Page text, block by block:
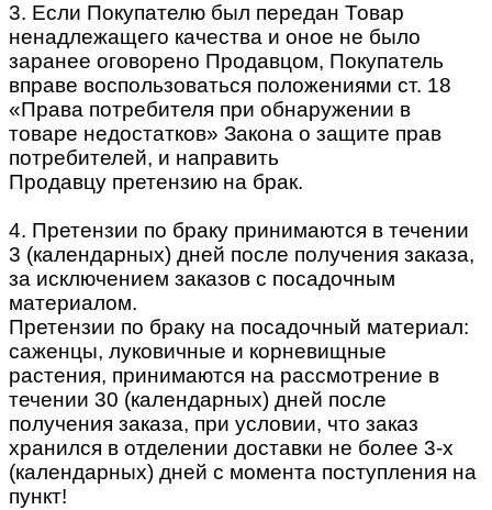
3. Если Покупателю был передан Товар
ненадлежащего качества и оное не было
заранее оговорено Продавцом, Покупатель
вправе воспользоваться положениями ст. 18
«Права потребителя при обнаружении в
товаре недостатков» Закона о защите прав
потребителей, и направить
Продавцу претензию на брак.
4. Претензии по браку принимаются в течении
3 (календарных) дней после получения заказа,
за исключением заказов с посадочным
материалом.
Претензии по браку на посадочный материал:
саженцы, луковичные и корневищные
растения, принимаются на рассмотрение в
течении 30 (календарных) дней после
получения заказа, при условии, что заказ
хранился в отделении доставки не более 3-х
(календарных) дней с момента поступления на
пункт!